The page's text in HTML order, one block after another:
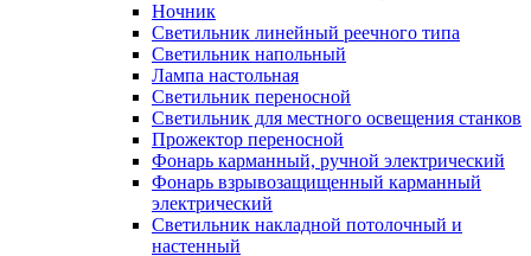
Ночник
Светильник линейный реечного типа
Светильник напольный
Лампа настольная
Светильник переносной
Светильник для местного освещения станков
Прожектор переносной
Фонарь карманный, ручной электрический
Фонарь взрывозащищенный карманный
электрический
Светильник накладной потолочный и
настенный